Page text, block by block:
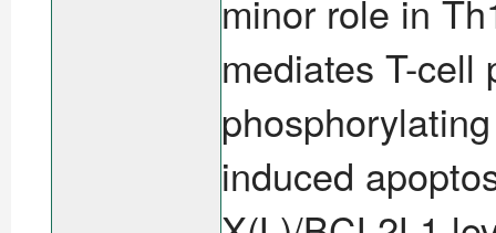
minor role in
mediates T-cell
induced